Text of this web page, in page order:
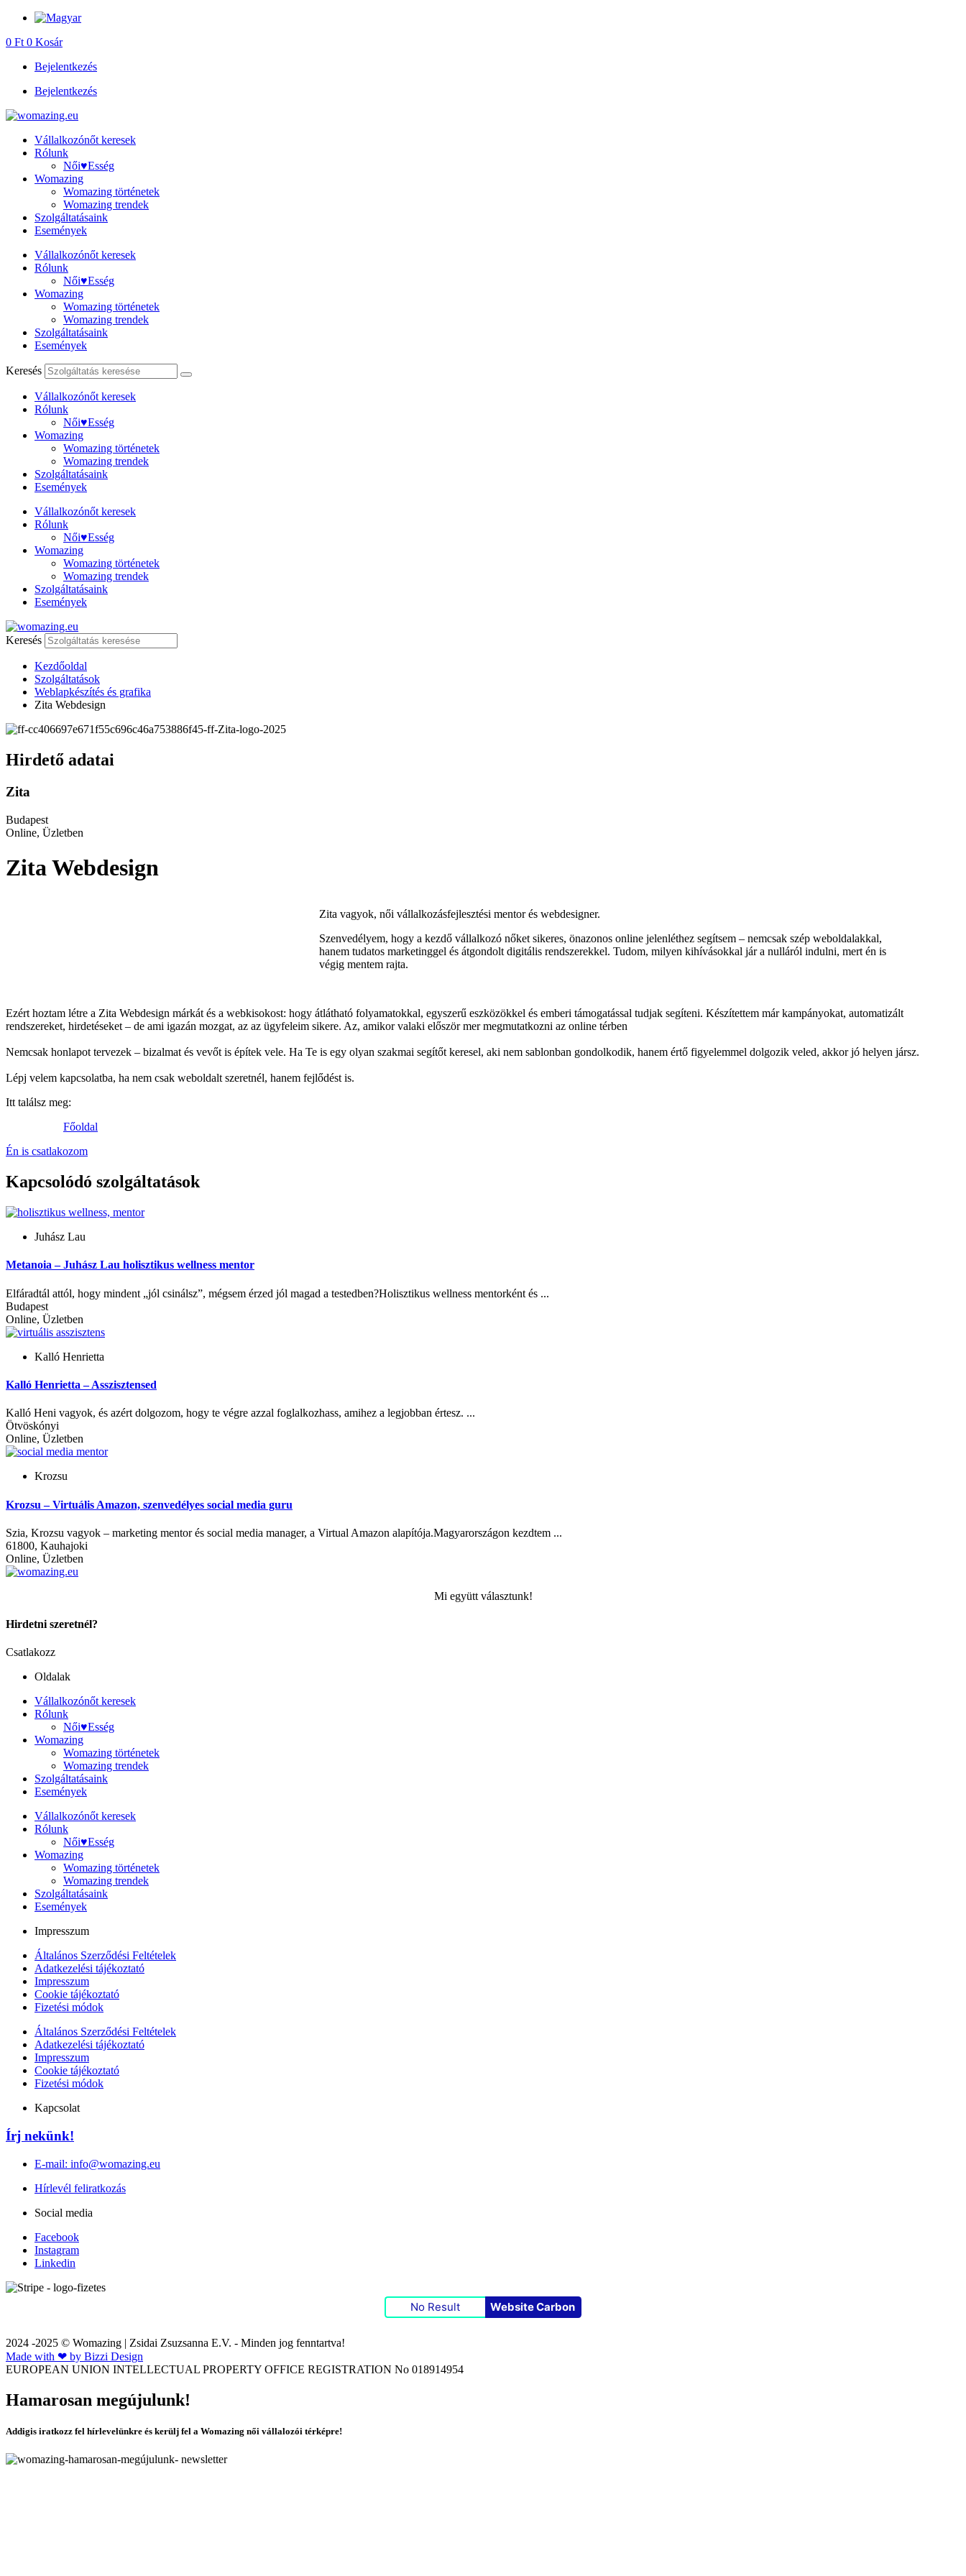
Ugrás
tartalomhoz
0 Ft 0 Kosár
Bejelentkezés
Bejelentkezés
Vállalkozónőt keresek
Rólunk
Női♥Esség
Womazing
Womazing történetek
Womazing trendek
Szolgáltatásaink
Események
Vállalkozónőt keresek
Rólunk
Női♥Esség
Womazing
Womazing történetek
Womazing trendek
Szolgáltatásaink
Események
Keresés
Vállalkozónőt keresek
Rólunk
Női♥Esség
Womazing
Womazing történetek
Womazing trendek
Szolgáltatásaink
Események
Vállalkozónőt keresek
Rólunk
Női♥Esség
Womazing
Womazing történetek
Womazing trendek
Szolgáltatásaink
Események
Keresés
Kezdőoldal
Szolgáltatások
Weblapkészítés és grafika
Zita Webdesign
Hirdető adatai
Zita
Budapest
Online, Üzletben
Zita Webdesign
Zita vagyok, női vállalkozásfejlesztési mentor és webdesigner.
Szenvedélyem, hogy a kezdő vállalkozó nőket sikeres, önazonos online jelenléthez segítsem – nemcsak szép weboldalakkal,
hanem tudatos marketinggel és átgondolt digitális rendszerekkel. Tudom, milyen kihívásokkal jár a nulláról indulni, mert én is
végig mentem rajta.
Ezért hoztam létre a Zita Webdesign márkát és a webkisokost: hogy átlátható folyamatokkal, egyszerű eszközökkel és emberi támogatással tudjak segíteni. Készítettem már kampányokat, automatizált
rendszereket, hirdetéseket – de ami igazán mozgat, az az ügyfeleim sikere. Az, amikor valaki először mer megmutatkozni az online térben
Nemcsak honlapot tervezek – bizalmat és vevőt is építek vele. Ha Te is egy olyan szakmai segítőt keresel, aki nem sablonban gondolkodik, hanem értő figyelemmel dolgozik veled, akkor jó helyen jársz.
Lépj velem kapcsolatba, ha nem csak weboldalt szeretnél, hanem fejlődést is.
Itt találsz meg:
Főoldal
Én is csatlakozom
Kapcsolódó szolgáltatások
Juhász Lau
Metanoia – Juhász Lau holisztikus wellness mentor
Elfáradtál attól, hogy mindent „jól csinálsz”, mégsem érzed jól magad a testedben?Holisztikus wellness mentorként és ...
Budapest
Online, Üzletben
Kalló Henrietta
Kalló Henrietta – Asszisztensed
Kalló Heni vagyok, és azért dolgozom, hogy te végre azzal foglalkozhass, amihez a legjobban értesz. ...
Ötvöskónyi
Online, Üzletben
Krozsu
Krozsu – Virtuális Amazon, szenvedélyes social media guru
Szia, Krozsu vagyok – marketing mentor és social media manager, a Virtual Amazon alapítója.Magyarországon kezdtem ...
61800, Kauhajoki
Online, Üzletben
Mi együtt választunk!
Hirdetni szeretnél?
Csatlakozz
Oldalak
Vállalkozónőt keresek
Rólunk
Női♥Esség
Womazing
Womazing történetek
Womazing trendek
Szolgáltatásaink
Események
Vállalkozónőt keresek
Rólunk
Női♥Esség
Womazing
Womazing történetek
Womazing trendek
Szolgáltatásaink
Események
Impresszum
Általános Szerződési Feltételek
Adatkezelési tájékoztató
Impresszum
Cookie tájékoztató
Fizetési módok
Általános Szerződési Feltételek
Adatkezelési tájékoztató
Impresszum
Cookie tájékoztató
Fizetési módok
Kapcsolat
Írj nekünk!
E-mail: info@womazing.eu
Hírlevél feliratkozás
Social media
Facebook
Instagram
Linkedin
No Result Website Carbon
2024 -2025 © Womazing | Zsidai Zsuzsanna E.V. - Minden jog fenntartva!
Made with ❤ by Bizzi Design
EUROPEAN UNION INTELLECTUAL PROPERTY OFFICE REGISTRATION No 018914954
Hamarosan megújulunk!
Addigis iratkozz fel hírlevelünkre és kerülj fel a Womazing női vállalozói térképre!